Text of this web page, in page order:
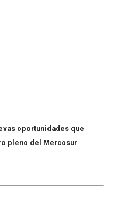
oportunidades que
pleno del Mercosur